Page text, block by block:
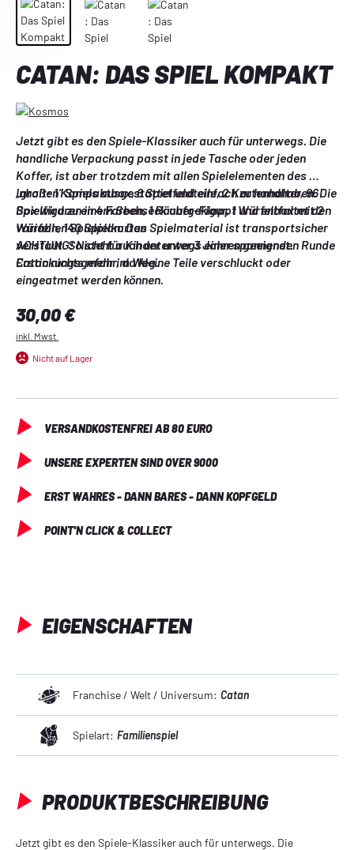
CATAN: DAS SPIEL KOMPAKT
Jetzt gibt es den Spiele-Klassiker auch für unterwegs. Die
handliche Verpackung passt in jede Tasche oder jeden
Koffer, ist aber trotzdem mit allen Spielelementen des
„großen“ Spiels ausgestattet und einfach zu handhaben. Die
Box wird zu einem Sechseck aufgeklappt und entfaltet den
variablen Spielplan. Das Spielmaterial ist transportsicher
verstaut. So steht auch unterwegs einer spannenden Runde
Catan nichts mehr im Weg.
Inhalt: 1 Kompaktbox, 6 Spielfeldteile, 2 Kartenhalter, 96
Spielfiguren in 4 Farben, 1 Räuber-Figur, 1 Würfelbox mit 2
Würfeln, 140 Spielkarten
ACHTUNG! Nicht für Kinder unter 3 Jahren geeignet.
Erstickungsgefahr, da kleine Teile verschluckt oder
eingeatmet werden können.
Regulärer Preis:
30,00 €
inkl. Mwst.
Nicht auf Lager
VERSANDKOSTENFREI AB 80 EURO
UNSERE EXPERTEN SIND OVER 9000
ERST WAHRES - DANN BARES - DANN KOPFGELD
POINT'N CLICK & COLLECT
PRODUKTBESCHREIBUNG
Jetzt gibt es den Spiele-Klassiker auch für unterwegs. Die
EIGENSCHAFTEN
Franchise / Welt / Universum: Catan
Spielart: Familienspiel